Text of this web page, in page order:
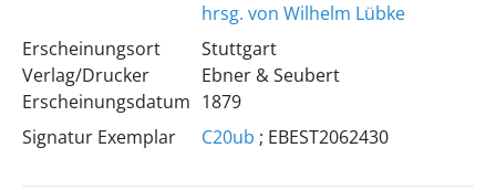
hrsg. von Wilhelm Lübke
Erscheinungsort
Verlag/Drucker
Erscheinungsdatum
Stuttgart
Ebner & Seubert
1879
Signatur Exemplar
C20ub ; EBEST2062430